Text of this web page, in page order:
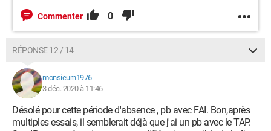
Commenter 0
RÉPONSE 12 / 14
monsieurn1976
3 déc. 2020 à 11:46
Désolé pour cette période d'absence , pb avec FAI. Bon,après
multiples essais, il semblerait déjà que j'ai un pb avec le TAP.